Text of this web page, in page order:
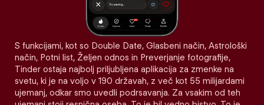
S funkcijami, kot so Double Date, Glasbeni način, Astrološki
način, Potni list, Željen odnos in Preverjanje fotografije,
Tinder ostaja najbolj priljubljena aplikacija za zmenke na
svetu, ki je na voljo v 190 državah, z več kot 55 milijardami
ujemanj, odkar smo uvedli podrsavanja. Za vsakim od teh